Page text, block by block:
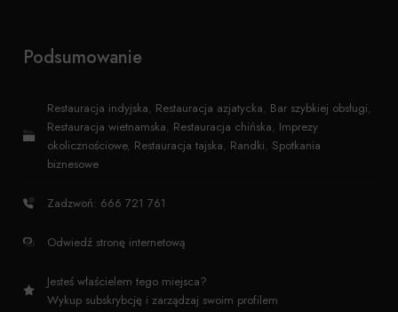
Podsumowanie
Restauracja indyjska, Restauracja azjatycka, Bar szybkiej obsługi,
Restauracja wietnamska, Restauracja chińska, Imprezy
okolicznościowe, Restauracja tajska, Randki, Spotkania
biznesowe
Zadzwoń: 666 721 761
Odwiedź stronę internetową
Jesteś właścielem tego miejsca?
Wykup subskrybcję i zarządzaj swoim profilem